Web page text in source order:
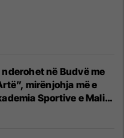
në Budvë me
mirënjohja më e
Sportive e Malit